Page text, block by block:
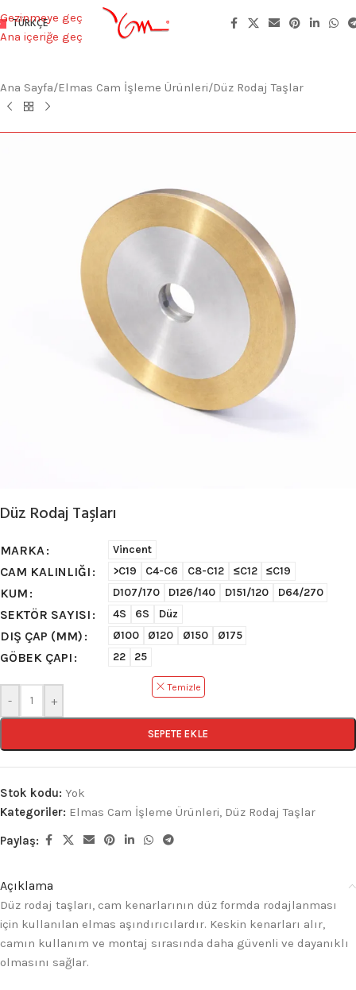
Gezinmeye geç
Ana içeriğe geç
TÜRKÇE
Ana Sayfa/Elmas Cam İşleme Ürünleri/Düz Rodaj Taşlar
Düz Rodaj Taşları
MARKA Vincent
CAM KALINLIĞI >C19 C4-C6 C8-C12 ≤C12 ≤C19
KUM D107/170 D126/140 D151/120 D64/270
SEKTÖR SAYISI 4S 6S Düz
DIŞ ÇAP (MM) Ø100 Ø120 Ø150 Ø175
GÖBEK ÇAPI 22 25
Temizle
- +
SEPETE EKLE
Stok kodu: Yok
Kategoriler: Elmas Cam İşleme Ürünleri, Düz Rodaj Taşlar
Paylaş:
Açıklama
Düz rodaj taşları, cam kenarlarının düz formda rodajlanması
için kullanılan elmas aşındırıcılardır. Keskin kenarları alır,
camın kullanım ve montaj sırasında daha güvenli ve dayanıklı
olmasını sağlar.